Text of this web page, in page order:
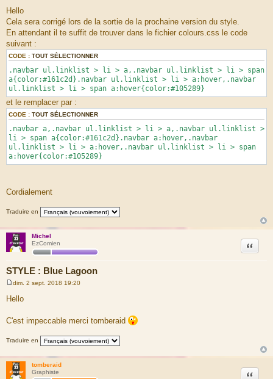
Hello
Cela sera corrigé lors de la sortie de la prochaine version du style.
En attendant il te suffit de trouver dans le fichier colours.css le code
suivant :
CODE : TOUT SÉLECTIONNER
.navbar ul.linklist > li > a,.navbar ul.linklist > li > span
a{color:#161c2d}.navbar ul.linklist > li > a:hover,.navbar
ul.linklist > li > span a:hover{color:#105289}
et le remplacer par :
CODE : TOUT SÉLECTIONNER
.navbar a,.navbar ul.linklist > li > a,.navbar ul.linklist >
li > span a{color:#161c2d}.navbar a:hover,.navbar
ul.linklist > li > a:hover,.navbar ul.linklist > li > span
a:hover{color:#105289}
Cordialement
Traduire en
Michel
EzComien
STYLE : Blue Lagoon
Citation
e
s
g
dim. 2 sept. 2018 19:20
Hello
C'est impeccable merci tomberaid
Traduire en
tomberaid
Graphiste
Citation